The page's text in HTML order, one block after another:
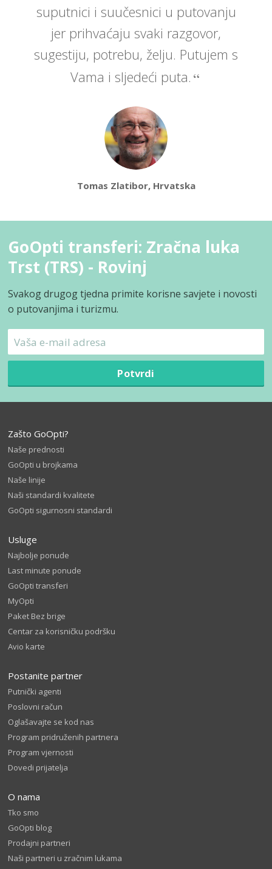
suputnici i suučesnici u putovanju
jer prihvaćaju svaki razgovor,
sugestiju, potrebu, želju. Putujem s
Vama i sljedeći puta.
Tomas Zlatibor, Hrvatska
GoOpti transferi: Zračna luka
Trst (TRS) - Rovinj
Svakog drugog tjedna primite korisne savjete i novosti
o putovanjima i turizmu.
Potvrdi
Zašto GoOpti?
Naše prednosti
GoOpti u brojkama
Naše linije
Naši standardi kvalitete
GoOpti sigurnosni standardi
Usluge
Najbolje ponude
Last minute ponude
GoOpti transferi
MyOpti
Paket Bez brige
Centar za korisničku podršku
Avio karte
Postanite partner
Putnički agenti
Poslovni račun
Oglašavajte se kod nas
Program pridruženih partnera
Program vjernosti
Dovedi prijatelja
O nama
Tko smo
GoOpti blog
Prodajni partneri
Naši partneri u zračnim lukama